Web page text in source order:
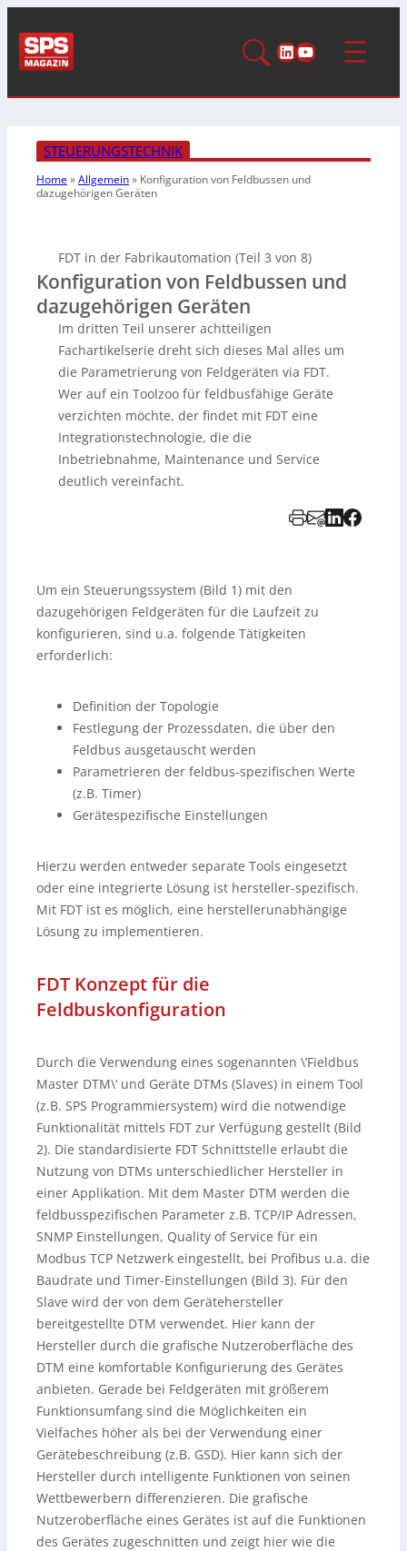
LinkedIn
YouTube
STEUERUNGSTECHNIK
Home»Allgemein» Konfiguration von Feldbussen und
dazugehörigen Geräten
FDT in der Fabrikautomation (Teil 3 von 8)
Konfiguration von Feldbussen und
dazugehörigen Geräten
Im dritten Teil unserer achtteiligen
Fachartikelserie dreht sich dieses Mal alles um
die Parametrierung von Feldgeräten via FDT.
Wer auf ein Toolzoo für feldbusfähige Geräte
verzichten möchte, der findet mit FDT eine
Integrationstechnologie, die die
Inbetriebnahme, Maintenance und Service
deutlich vereinfacht.
Um ein Steuerungssystem (Bild 1) mit den
dazugehörigen Feldgeräten für die Laufzeit zu
konfigurieren, sind u.a. folgende Tätigkeiten
erforderlich:
Definition der Topologie
Festlegung der Prozessdaten, die über den
Feldbus ausgetauscht werden
Parametrieren der feldbus-spezifischen Werte
(z.B. Timer)
Gerätespezifische Einstellungen
Hierzu werden entweder separate Tools eingesetzt
oder eine integrierte Lösung ist hersteller-spezifisch.
Mit FDT ist es möglich, eine herstellerunabhängige
Lösung zu implementieren.
FDT Konzept für die
Feldbuskonfiguration
Durch die Verwendung eines sogenannten \’Fieldbus
Master DTM\‘ und Geräte DTMs (Slaves) in einem Tool
(z.B. SPS Programmiersystem) wird die notwendige
Funktionalität mittels FDT zur Verfügung gestellt (Bild
2). Die standardisierte FDT Schnittstelle erlaubt die
Nutzung von DTMs unterschiedlicher Hersteller in
einer Applikation. Mit dem Master DTM werden die
feldbusspezifischen Parameter z.B. TCP/IP Adressen,
SNMP Einstellungen, Quality of Service für ein
Modbus TCP Netzwerk eingestellt, bei Profibus u.a. die
Baudrate und Timer-Einstellungen (Bild 3). Für den
Slave wird der von dem Gerätehersteller
bereitgestellte DTM verwendet. Hier kann der
Hersteller durch die grafische Nutzeroberfläche des
DTM eine komfortable Konfigurierung des Gerätes
anbieten. Gerade bei Feldgeräten mit größerem
Funktionsumfang sind die Möglichkeiten ein
Vielfaches höher als bei der Verwendung einer
Gerätebeschreibung (z.B. GSD). Hier kann sich der
Hersteller durch intelligente Funktionen von seinen
Wettbewerbern differenzieren. Die grafische
Nutzeroberfläche eines Gerätes ist auf die Funktionen
des Gerätes zugeschnitten und zeigt hier wie die